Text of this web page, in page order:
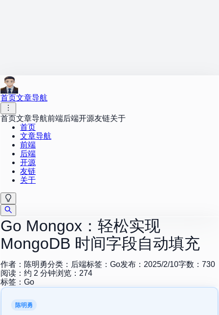
首页文章导航
首页文章导航前端后端开源友链关于
首页
文章导航
前端
后端
开源
友链
关于
Go Mongox：轻松实现
MongoDB 时间字段自动填充
作者： 陈明勇分类： 后端标签： Go发布： 2025/2/10字数： 730
阅读：约 2 分钟浏览： 274
标签： Go
陈明勇